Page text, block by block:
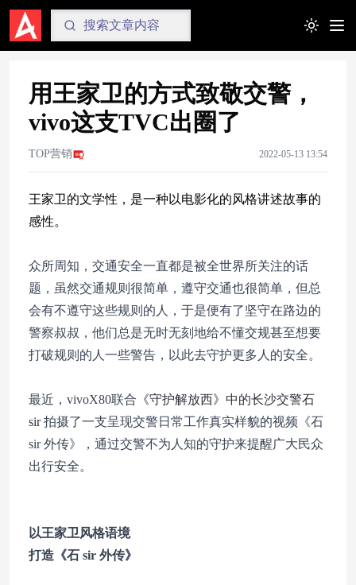
Toggle
用王家卫的方式致敬交警，
vivo这支TVC出圈了
TOP营销 2022-05-13 13:54
王家卫的文学性，是一种以电影化的风格讲述故事的
感性。
众所周知，交通安全一直都是被全世界所关注的话
题，虽然交通规则很简单，遵守交通也很简单，但总
会有不遵守这些规则的人，于是便有了坚守在路边的
警察叔叔，他们总是无时无刻地给不懂交规甚至想要
打破规则的人一些警告，以此去守护更多人的安全。
最近，vivoX80联合 《守护解放西》中的长沙交警石
sir拍摄了一支呈现交警日常工作真实样貌的视频《石
sir 外传》，通过交警不为人知的守护来提醒广大民众
出行安全。
以王家卫风格语境
打造《石 sir 外传》